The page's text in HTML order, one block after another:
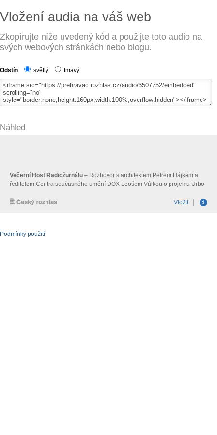
Vložení audia na váš web
Zkopírujte níže uvedený kód a použijte toto audio na
svých webových stránkách nebo blogu.
Odstín světlý tmavý
Náhled
Podmínky použití